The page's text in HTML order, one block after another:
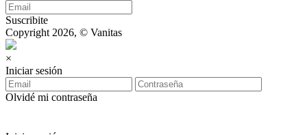
Suscribite
Copyright 2026, © Vanitas
×
Iniciar sesión
Olvidé mi contraseña